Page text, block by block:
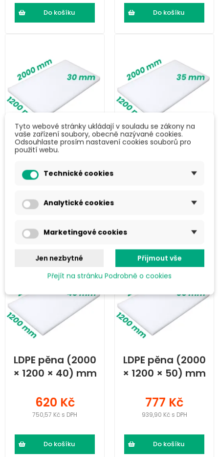
Do košíku Do košíku
LDPE pěna (2000
× 1200 × 30) mm
563,49 Kč s DPH
Do košíku
LDPE pěna (2000
LDPE pěna (2000
× 1200 × 40) mm
620 Kč
750,57 Kč s DPH
Do košíku
LDPE pěna (2000
× 1200 × 50) mm
777 Kč
939,90 Kč s DPH
Do košíku
Tyto webové stránky ukládají v souladu se zákony na
vaše zařízení soubory, obecně nazývané cookies.
Odsouhlaste prosím nastavení cookies souborů pro
použití webu.
Technické cookies
Analytické cookies
Marketingové cookies
Jen nezbytné
Přijmout vše
Přejít na stránku Podrobně o cookies